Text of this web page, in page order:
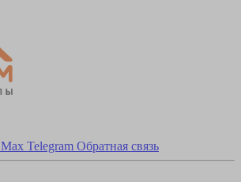
Max Telegram Обратная связь